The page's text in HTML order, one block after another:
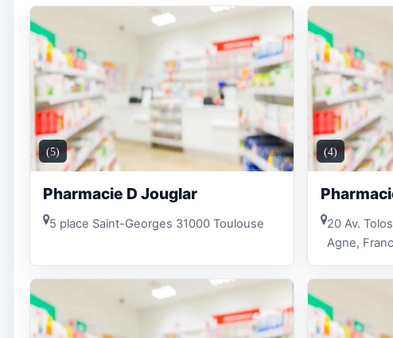
(5)
Pharmacie D Jouglar
5 place Saint-Georges 31000 Toulouse
(4)
20 Av.
Agne,